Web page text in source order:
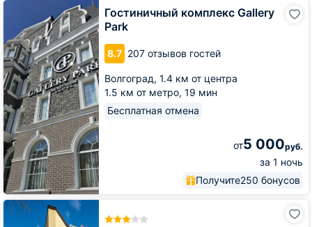
Гостиничный комплекс Gallery
Park
8.7 207 отзывов гостей
Волгоград, 1.4 км от центра
1.5 км от метро, 19 мин
Бесплатная отмена
от5 000руб.
за 1 ночь
Получите250 бонусов
Гостиничный
Gallery
Park
Бутик-
Отель